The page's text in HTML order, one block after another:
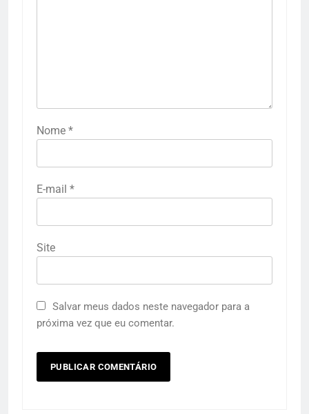
Nome *
E-mail *
Site
Salvar meus dados neste navegador para a
próxima vez que eu comentar.